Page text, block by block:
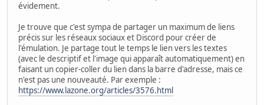
évidement.
Je trouve que c'est sympa de partager un maximum de liens
précis sur les réseaux sociaux et Discord pour créer de
l'émulation. Je partage tout le temps le lien vers les textes
(avec le descriptif et l'image qui apparaît automatiquement) en
faisant un copier-coller du lien dans la barre d'adresse, mais ce
n'est pas une nouveauté. Par exemple :
https://www.lazone.org/articles/3576.html